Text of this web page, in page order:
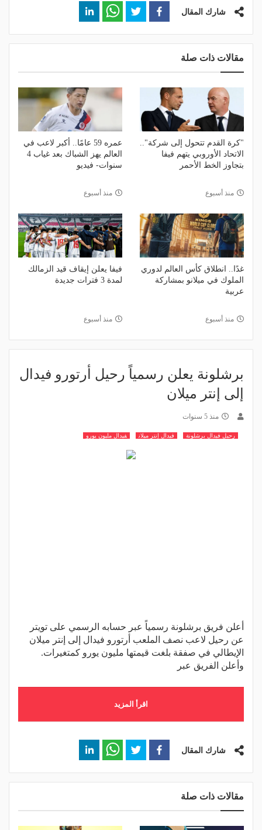
شارك المقال
مقالات ذات صلة
"كرة القدم تتحول إلى شركة"..
الاتحاد الأوروبي يتهم فيفا
بتجاوز الخط الأحمر
منذ أسبوع
عمره 59 عامًا.. أكبر لاعب في
العالم يهز الشباك بعد غياب 4
سنوات- فيديو
منذ أسبوع
غدًا.. انطلاق كأس العالم لدوري
الملوك في ميلانو بمشاركة
عربية
منذ أسبوع
فيفا يعلن إيقاف قيد الزمالك
لمدة 3 فترات جديدة
منذ أسبوع
برشلونة يعلن رسمياً رحيل أرتورو فيدال
إلى إنتر ميلان
منذ 5 سنوات
رحيل فيدال برشلونة فيدال إنتر ميلان فيدال مليون يورو
أعلن فريق برشلونة رسمياً عبر حسابه الرسمي على تويتر
عن رحيل لاعب نصف الملعب أرتورو فيدال إلى إنتر ميلان
الإيطالي في صفقة بلغت قيمتها مليون يورو كمتغيرات.
وأعلن الفريق عبر
اقرأ المزيد
شارك المقال
مقالات ذات صلة